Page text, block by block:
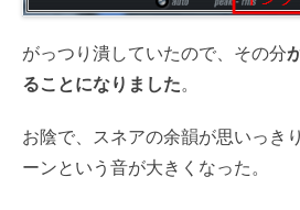
がっつり潰していたので、その分
ることになりました。
お陰で、スネアの余韻が思いっき
ーンという音が大きくなった。